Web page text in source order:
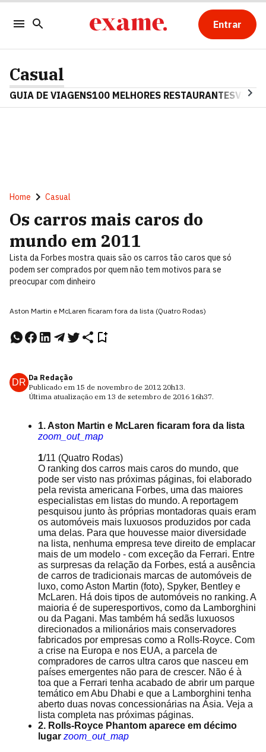
Entrar
Casual
GUIA DE VIAGENS100 MELHORES RESTAURANTES
Home Casual
Os carros mais caros do
mundo em 2011
Lista da Forbes mostra quais são os carros tão caros que só
podem ser comprados por quem não tem motivos para se
preocupar com dinheiro
Aston Martin e McLaren ficaram fora da lista (Quatro Rodas)
DR Da Redação
Publicado em 15 de novembro de 2012 20h13.
Última atualização em 13 de setembro de 2016 16h37.
1. Aston Martin e McLaren ficaram fora da lista
zoom_out_map
1/11 (Quatro Rodas)
O ranking dos carros mais caros do mundo, que
pode ser visto nas próximas páginas, foi elaborado
pela revista americana Forbes, uma das maiores
especialistas em listas do mundo. A reportagem
pesquisou junto às próprias montadoras quais eram
os automóveis mais luxuosos produzidos por cada
uma delas. Para que houvesse maior diversidade
na lista, nenhuma empresa teve direito de emplacar
mais de um modelo - com exceção da Ferrari. Entre
as surpresas da relação da Forbes, está a ausência
de carros de tradicionais marcas de automóveis de
luxo, como Aston Martin (foto), Spyker, Bentley e
McLaren. Há dois tipos de automóveis no ranking. A
maioria é de superesportivos, como da Lamborghini
ou da Pagani. Mas também há sedãs luxuosos
direcionados a milionários mais conservadores
fabricados por empresas como a Rolls-Royce. Com
a crise na Europa e nos EUA, a parcela de
compradores de carros ultra caros que nasceu em
países emergentes não para de crescer. Não é à
toa que a Ferrari tenha acabado de abrir um parque
temático em Abu Dhabi e que a Lamborghini tenha
aberto duas novas concessionárias na Ásia. Veja a
lista completa nas próximas páginas.
2. Rolls-Royce Phantom aparece em décimo
lugar zoom_out_map